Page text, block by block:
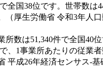
全国38位です。世帯数は
（厚生労働省 令和3年人
所数は51,340件で全国40
、1事業所あたりの従業
平成26年経済センサス‐基